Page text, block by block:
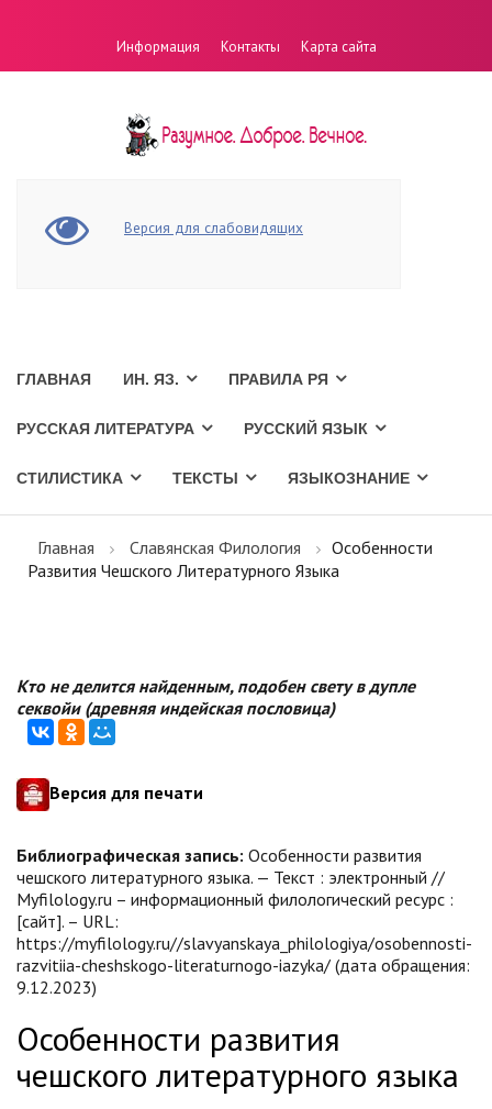
Информация Контакты Карта сайта
Версия для слабовидящих
ГЛАВНАЯ ИН. ЯЗ. ПРАВИЛА РЯ
РУССКАЯ ЛИТЕРАТУРА РУССКИЙ ЯЗЫК
СТИЛИСТИКА ТЕКСТЫ ЯЗЫКОЗНАНИЕ
Главная Славянская Филология
Особенности
Развития Чешского Литературного Языка
Кто не делится найденным, подобен свету в дупле
секвойи (древняя индейская пословица)
Версия для печати
Библиографическая запись: Особенности развития
чешского литературного языка. — Текст : электронный //
Myfilology.ru – информационный филологический ресурс :
[сайт]. – URL:
https://myfilology.ru//slavyanskaya_philologiya/osobennosti-
razvitiia-cheshskogo-literaturnogo-iazyka/ (дата обращения:
9.12.2023)
Особенности развития
чешского литературного языка